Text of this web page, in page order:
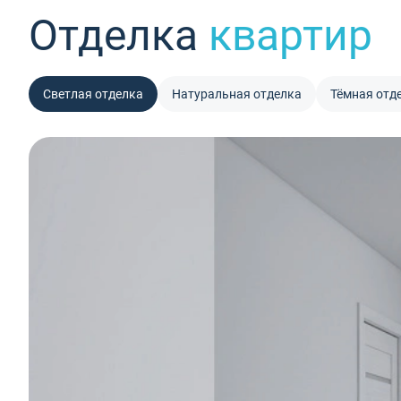
Отделка квартир
Светлая отделка Натуральная отделка Тёмная